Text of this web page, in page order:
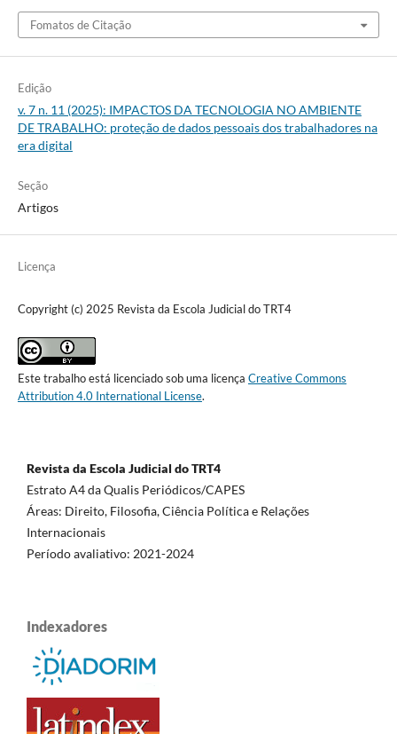
Fomatos de Citação
Edição
v. 7 n. 11 (2025): IMPACTOS DA TECNOLOGIA NO AMBIENTE
DE TRABALHO: proteção de dados pessoais dos trabalhadores na
era digital
Seção
Artigos
Licença
Copyright (c) 2025 Revista da Escola Judicial do TRT4
Este trabalho está licenciado sob uma licença Creative Commons
Attribution 4.0 International License.
Revista da Escola Judicial do TRT4
Estrato A4 da Qualis Periódicos/CAPES
Áreas: Direito, Filosofia, Ciência Política e Relações
Internacionais
Período avaliativo: 2021-2024
Indexadores